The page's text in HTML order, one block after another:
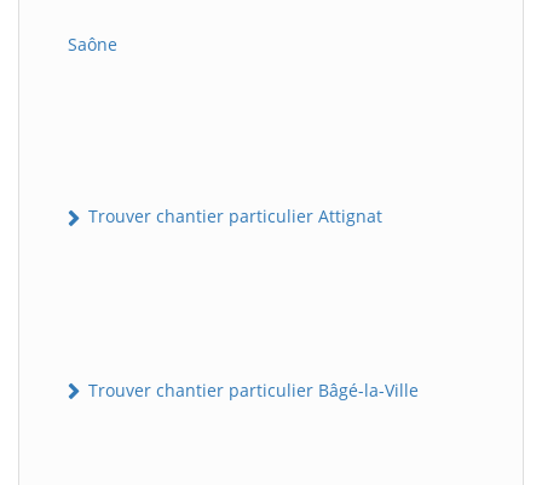
Saône
Trouver chantier particulier Attignat
Trouver chantier particulier Bâgé-la-Ville